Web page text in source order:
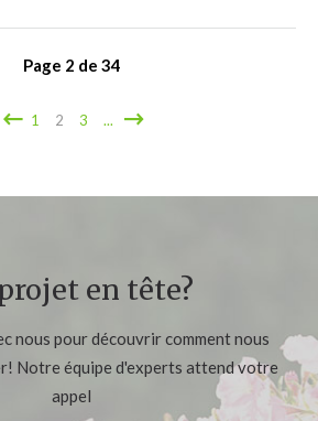
Page 2 de 34
1 2 3 ...
en tête?
nous pour découvrir comment nous
Notre équipe d'experts attend votre
appel